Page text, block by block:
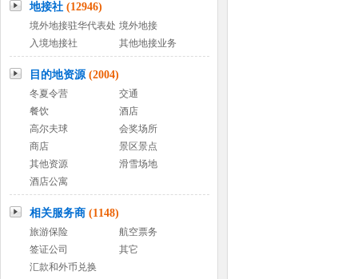
地接社 (12946)
境外地接驻华代表处 境外地接
入境地接社
其他地接业务
目的地资源 (2004)
冬夏令营
交通
餐饮
酒店
高尔夫球
会奖场所
商店
景区景点
其他资源
滑雪场地
酒店公寓
相关服务商 (1148)
旅游保险
航空票务
签证公司
其它
汇款和外币兑换